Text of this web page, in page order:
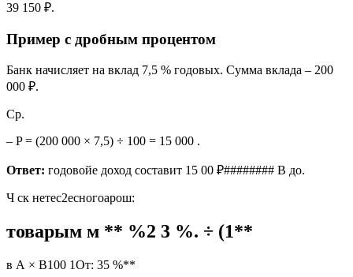
39 150 ₽.
Пример с дробным процентом
Банк начисляет на вклад 7,5 % годовых. Сумма вклада – 200
000 ₽.
Ср.
– P = (200 000 × 7,5) ÷ 100 = 15 000 .
Ответ: годовойе доход составит 15 00 ₽######## В до.
Ч ск нетес2есногоарош:
товарым м ** %2 3 %. ÷ (1**
в А × B100 1От: 35 %**